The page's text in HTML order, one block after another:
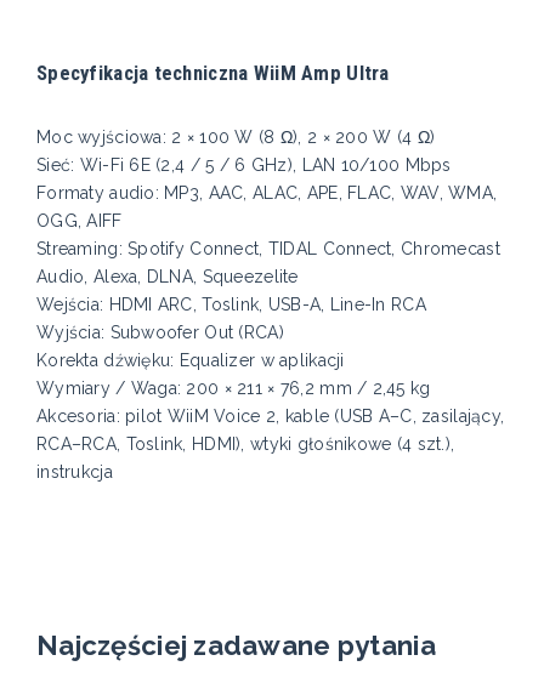
Specyfikacja techniczna WiiM Amp Ultra
Moc wyjściowa: 2 × 100 W (8 Ω), 2 × 200 W (4 Ω)
Sieć: Wi-Fi 6E (2,4 / 5 / 6 GHz), LAN 10/100 Mbps
Formaty audio: MP3, AAC, ALAC, APE, FLAC, WAV, WMA,
OGG, AIFF
Streaming: Spotify Connect, TIDAL Connect, Chromecast
Audio, Alexa, DLNA, Squeezelite
Wejścia: HDMI ARC, Toslink, USB-A, Line-In RCA
Wyjścia: Subwoofer Out (RCA)
Korekta dźwięku: Equalizer w aplikacji
Wymiary / Waga: 200 × 211 × 76,2 mm / 2,45 kg
Akcesoria: pilot WiiM Voice 2, kable (USB A–C, zasilający,
RCA–RCA, Toslink, HDMI), wtyki głośnikowe (4 szt.),
instrukcja
Najczęściej zadawane pytania